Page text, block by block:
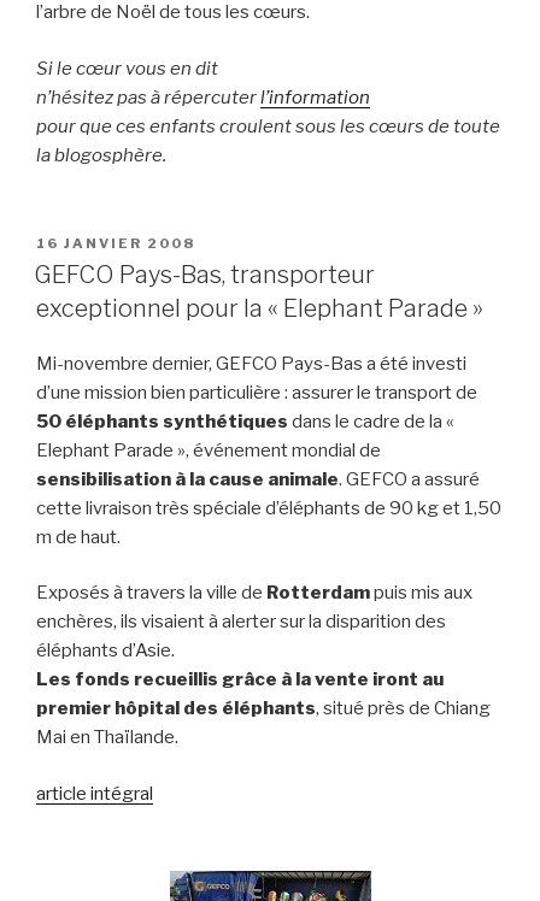
l’arbre de Noël de tous les cœurs.
Si le cœur vous en dit
n’hésitez pas à répercuterl’information
pour que ces enfants croulent sous les cœurs de toute
la blogosphère.
PUBLIÉ
LE
16 JANVIER 2008
GEFCO Pays-Bas, transporteur
exceptionnel pour la « Elephant Parade »
Mi-novembre dernier, GEFCO Pays-Bas a été investi
d’une mission bien particulière : assurer le transport de
50 éléphants synthétiques dans le cadre de la «
Elephant Parade », événement mondial de
sensibilisation à la cause animale. GEFCO a assuré
cette livraison très spéciale d’éléphants de 90 kg et 1,50
m de haut.
Exposés à travers la ville de Rotterdampuis mis aux
enchères, ils visaient à alerter sur la disparition des
éléphants d’Asie.
Les fonds recueillis grâce à la vente iront au
premier hôpital des éléphants, situé près de Chiang
Mai en Thaïlande.
article intégral